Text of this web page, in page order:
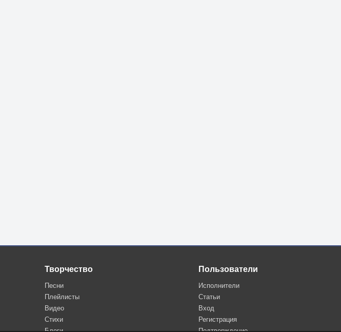
Творчество
Песни
Плейлисты
Видео
Стихи
Пользователи
Исполнители
Статьи
Вход
Регистрация